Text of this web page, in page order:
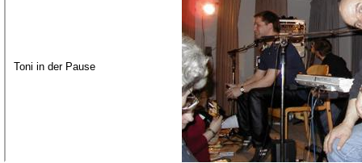
Toni in der Pause